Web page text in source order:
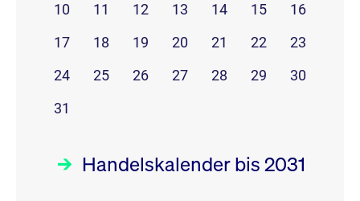
10 11 12 13 14 15
16
17
18 19 20 21 22
23
24
25 26 27 28 29
30
31
Handelskalender bis 2031